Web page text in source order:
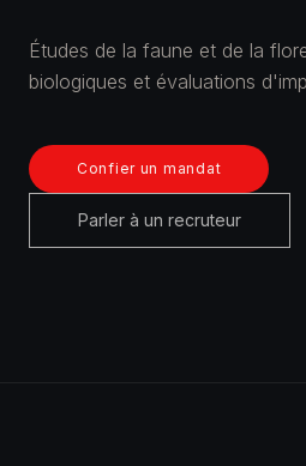
Études de la faune et de la
biologiques et évaluations
Confier un mandat
Parler à un recruteur